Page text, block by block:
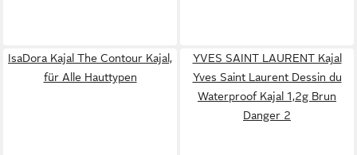
IsaDora Kajal The Contour Kajal,
für Alle Hauttypen
YVES SAINT LAURENT Kajal
Yves Saint Laurent Dessin du
Waterproof Kajal 1,2g Brun
Danger 2